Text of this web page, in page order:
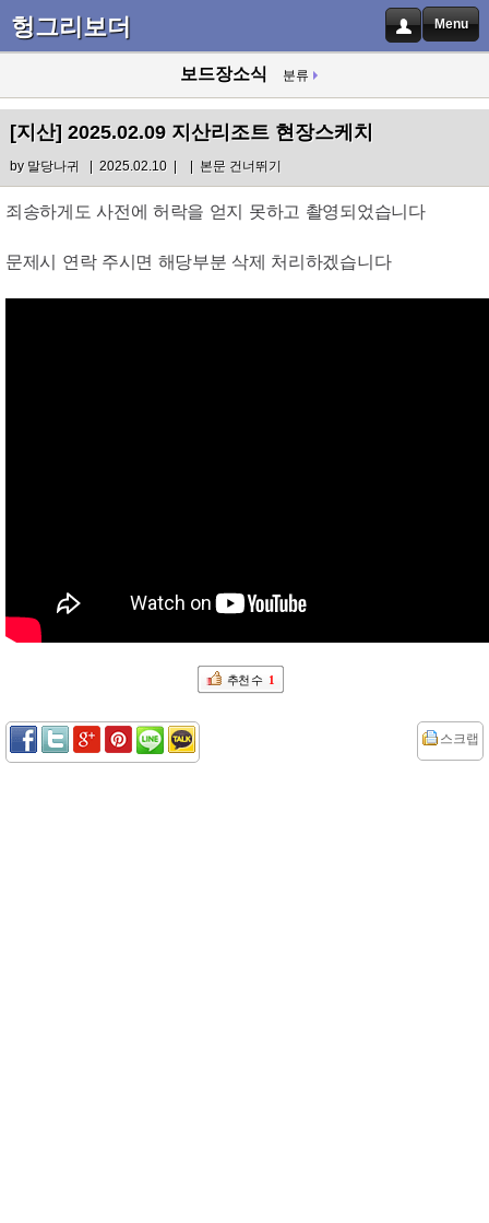
헝그리보더 Menu
보드장소식 분류
[지산] 2025.02.09 지산리조트 현장스케치
by 말당나귀 | 2025.02.10 | | 본문 건너뛰기
죄송하게도 사전에 허락을 얻지 못하고 촬영되었습니다
문제시 연락 주시면 해당부분 삭제 처리하겠습니다
추천 수 1
스크랩